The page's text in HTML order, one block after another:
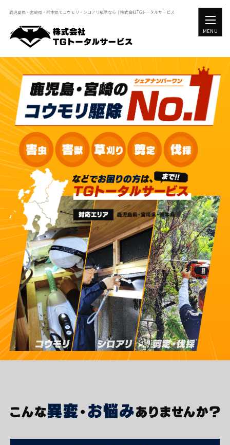
鹿児島県・宮崎県・熊本県でコウモリ・シロアリ駆除なら｜株式会社TGトータルサービス
MENU